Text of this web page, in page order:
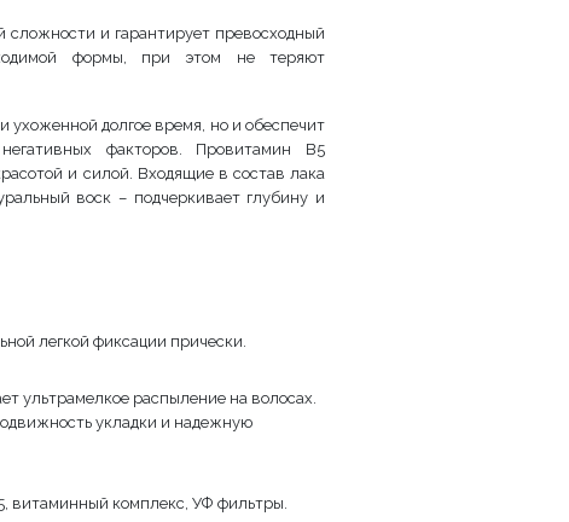
и гарантирует превосходный
формы, при этом не теряют
ухоженной долгое время, но и обеспечит
факторов. Провитамин В5
и силой. Входящие в состав лака
воск – подчеркивает глубину и
легкой фиксации прически.
ультрамелкое распыление на волосах.
укладки и надежную
витаминный комплекс, УФ фильтры.